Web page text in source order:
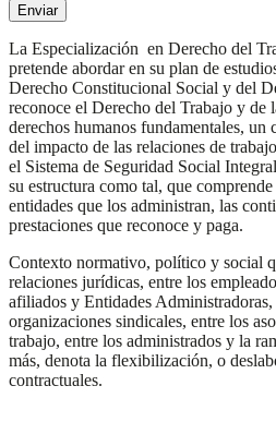
Enviar
La Especialización en Derecho del
pretende abordar en su plan de
Derecho Constitucional Social y del
reconoce el Derecho del Trabajo y de
derechos humanos fundamentales,
del impacto de las relaciones de
el Sistema de Seguridad Social
su estructura como tal, que
entidades que los administran, las
prestaciones que reconoce y paga.
Contexto normativo, político y social
relaciones jurídicas, entre los
afiliados y Entidades
organizaciones sindicales, entre los
trabajo, entre los administrados y la
más, denota la flexibilización, o
contractuales.